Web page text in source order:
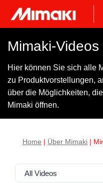
Mimaki-Videos
Hier können Sie sich alle
zu Produktvorstellungen,
über die Möglichkeiten,
Mimaki öffnen.
Home Über Mimaki |